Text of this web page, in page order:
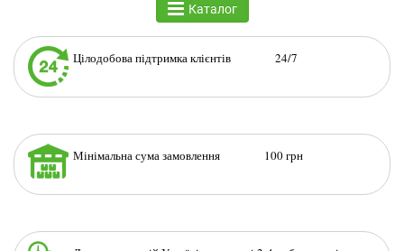
Каталог
Цілодобова підтримка клієнтів 24/7
Мінімальна сума замовлення 100 грн